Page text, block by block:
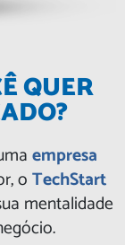
QUER
empresa
oTechStart
mentalidade